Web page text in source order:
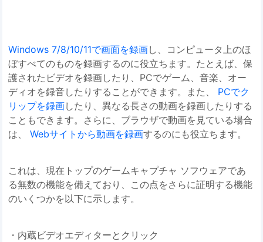
Windows 7/8/10/11で画面を録画し、コンピュータ上のほ
ぼすべてのものを録画するのに役立ちます。たとえば、保
護されたビデオを録画したり、PCでゲーム、音楽、オー
ディオを録音したりすることができます。また、
PCでク
リップを録画したり、異なる長さの動画を録画したりする
こともできます。さらに、ブラウザで動画を見ている場合
は、
Webサイトから動画を録画するのにも役立ちます。
これは、現在トップのゲームキャプチャ ソフウェアであ
る無数の機能を備えており、この点をさらに証明する機能
のいくつかを以下に示します。
・内蔵ビデオエディターとクリック